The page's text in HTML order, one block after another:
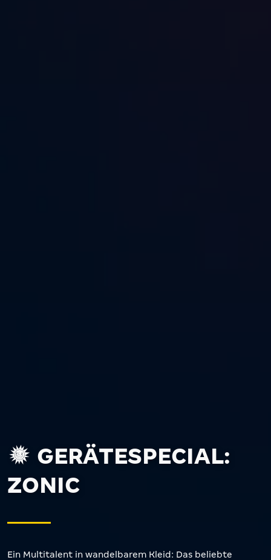
GERÄTESPECIAL:
ZONIC
Ein Multitalent in wandelbarem Kleid: Das beliebte